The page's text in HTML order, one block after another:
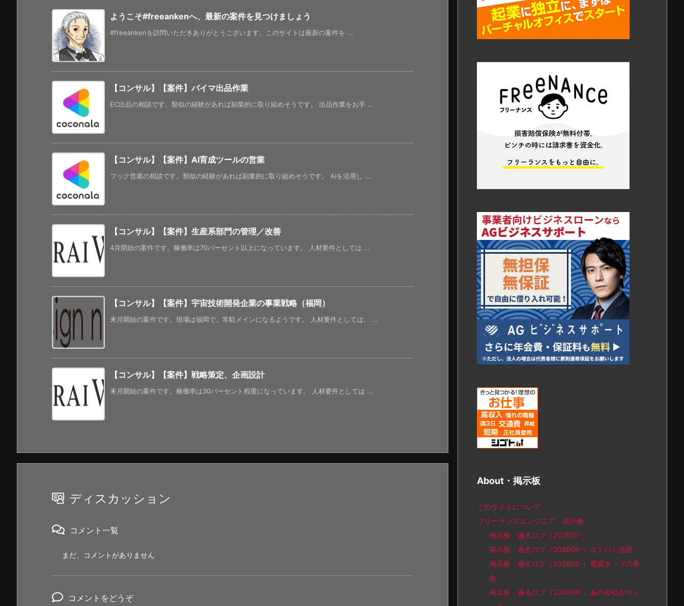
ようこそ#freeankenへ、最新の案件を見つけましょう
#freeankenを訪問いただきありがとうございます。このサイトは最新の案件を ...
【コンサル】【案件】バイマ出品作業
EC出品の相談です。類似の経験があれば副業的に取り組めそうです。 出品作業をお手 ...
【コンサル】【案件】AI育成ツールの営業
フック営業の相談です。類似の経験があれば副業的に取り組めそうです。 AIを活用し ...
【コンサル】【案件】生産系部門の管理／改善
4月開始の案件です。稼働率は70パーセント以上になっています。 人材要件としては ...
【コンサル】【案件】宇宙技術開発企業の事業戦略（福岡）
来月開始の案件です。現場は福岡で、常駐メインになるようです。 人材要件としては、 ...
【コンサル】【案件】戦略策定、企画設計
来月開始の案件です。稼働率は30パーセント程度になっています。 人材要件としては ...
ディスカッション
コメント一覧
まだ、コメントがありません
コメントをどうぞ
About・掲示板
このサイトについて
フリーランスエンジニア 掲示板
掲示板 過去ログ（202607-）
掲示板 過去ログ（202606-）ヨドバシ池袋
掲示板 過去ログ（202605-）電源タップの寿
命
掲示板 過去ログ（202604-）あの会社がカレ